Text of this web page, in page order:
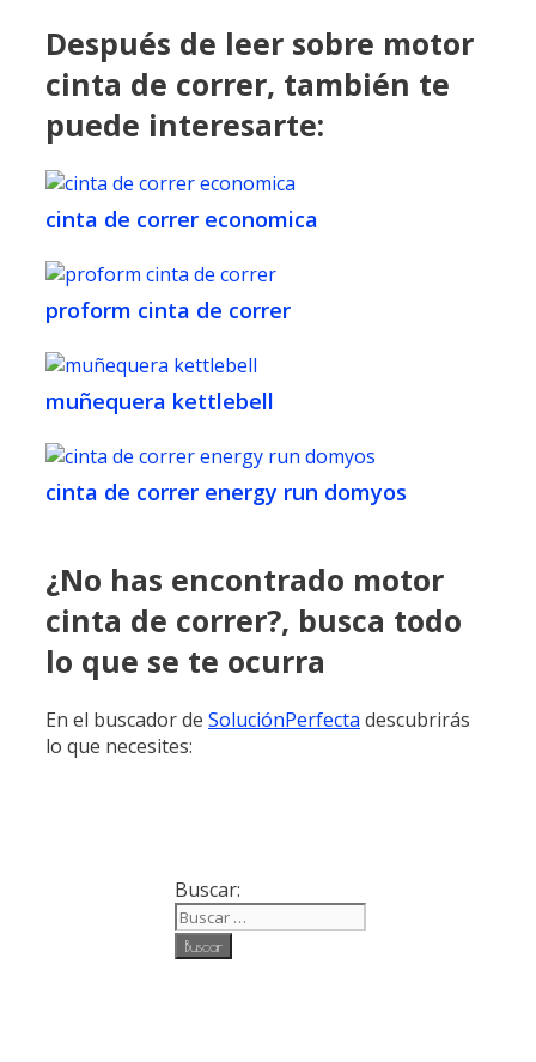
Después de leer sobre motor
cinta de correr, también te
puede interesarte:
cinta de correr economica
proform cinta de correr
muñequera kettlebell
cinta de correr energy run domyos
¿No has encontrado motor
cinta de correr?, busca todo
lo que se te ocurra
En el buscador de SoluciónPerfecta descubrirás
lo que necesites:
Buscar: